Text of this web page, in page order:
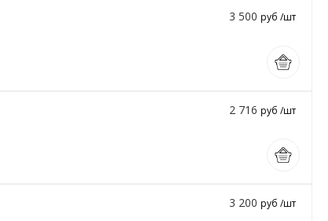
3 500 руб /шт
2 716 руб /шт
3 200 руб /шт